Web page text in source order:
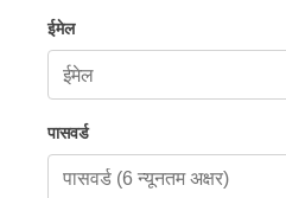
ईमेल
पासवर्ड